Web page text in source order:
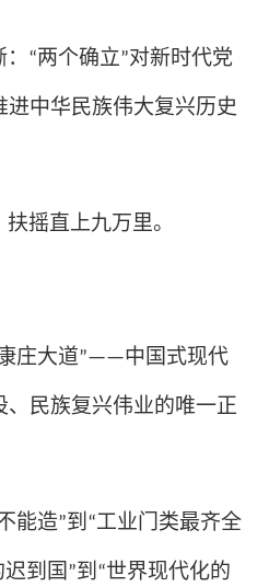
“两个确立”对新时代党
中华民族伟大复兴历史
摇直上九万里。
庄大道”——中国式现代
、民族复兴伟业的唯一正
能造”到 “工业门类最齐全
到国 ”到 “世界现代化的